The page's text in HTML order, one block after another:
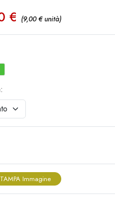
€ (9,00 € unità)
Immagine